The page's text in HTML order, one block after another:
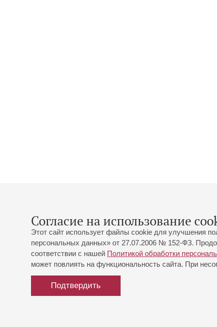
Согласие на использование
Этот сайт использует файлы cookie для улучшения
персональных данных» от 27.07.2006 № 152-ФЗ.
соответствии с нашей Политикой обработки
может повлиять на функциональность сайта. При
Подтвердить